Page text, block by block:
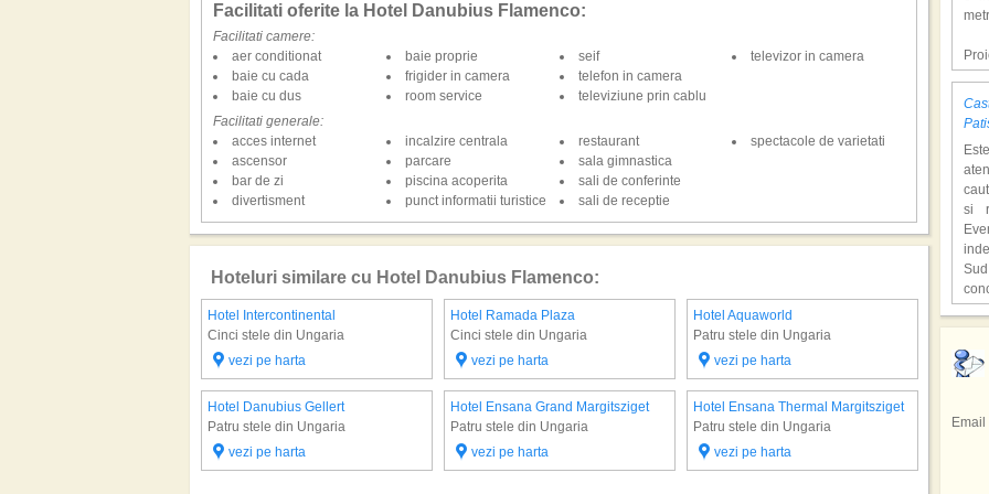
Facilitati oferite la Hotel Danubius Flamenco:
Facilitati camere:
aer conditionat
baie cu cada
baie cu dus
baie proprie
frigider in camera
room service
seif
telefon in camera
televiziune prin cablu
televizor in camera
Facilitati generale:
acces internet
ascensor
bar de zi
divertisment
incalzire centrala
parcare
piscina acoperita
punct informatii turistice
restaurant
sala gimnastica
sali de conferinte
sali de receptie
spectacole de varietati
Hoteluri similare cu Hotel Danubius Flamenco:
Hotel Intercontinental
Cinci stele din Ungaria
vezi pe harta
Hotel Ramada Plaza
Cinci stele din Ungaria
vezi pe harta
Hotel Aquaworld
Patru stele din Ungaria
vezi pe harta
Hotel Danubius Gellert
Patru stele din Ungaria
vezi pe harta
Hotel Ensana Grand Margitsziget
Patru stele din Ungaria
vezi pe harta
Hotel Ensana Thermal Margitsziget
Patru stele din Ungaria
vezi pe harta
Hotel
vezi
Hotel
Patru
o
o
si
In
Email